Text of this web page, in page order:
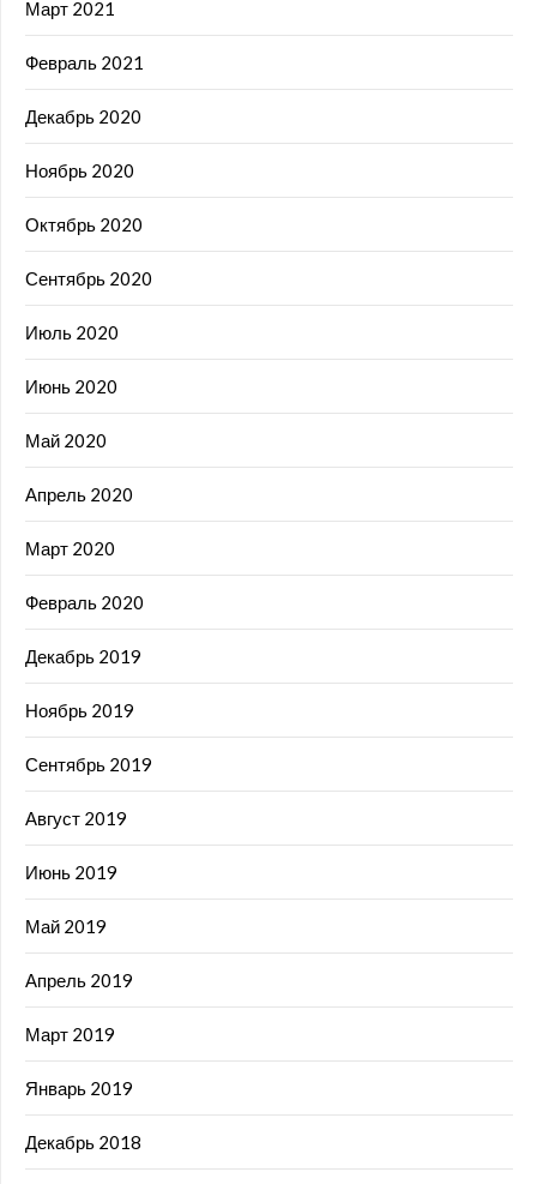
Март 2021
Февраль 2021
Декабрь 2020
Ноябрь 2020
Октябрь 2020
Сентябрь 2020
Июль 2020
Июнь 2020
Май 2020
Апрель 2020
Март 2020
Февраль 2020
Декабрь 2019
Ноябрь 2019
Сентябрь 2019
Август 2019
Июнь 2019
Май 2019
Апрель 2019
Март 2019
Январь 2019
Декабрь 2018